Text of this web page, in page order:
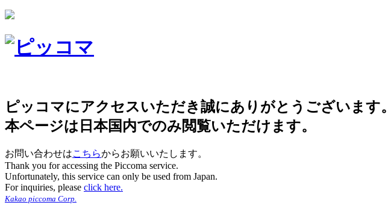
ピッコマにアクセスいただき誠にありがとうございます。
本ページは日本国内でのみ閲覧いただけます。
お問い合わせはこちらからお願いいたします。
Thank you for accessing the Piccoma service.
Unfortunately, this service can only be used from Japan.
For inquiries, please click here.
Kakao piccoma Corp.